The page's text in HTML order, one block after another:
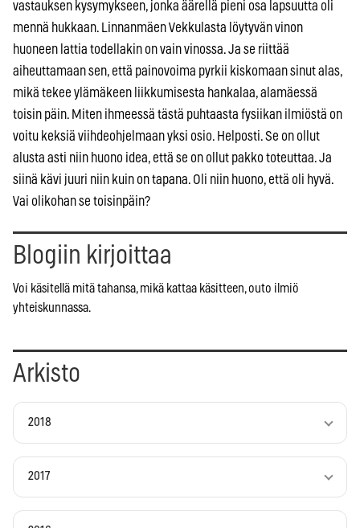
vastauksen kysymykseen, jonka äärellä pieni osa lapsuutta oli
mennä hukkaan. Linnanmäen Vekkulasta löytyvän vinon
huoneen lattia todellakin on vain vinossa. Ja se riittää
aiheuttamaan sen, että painovoima pyrkii kiskomaan sinut alas,
mikä tekee ylämäkeen liikkumisesta hankalaa, alamäessä
toisin päin. Miten ihmeessä tästä puhtaasta fysiikan ilmiöstä on
voitu keksiä viihdeohjelmaan yksi osio. Helposti. Se on ollut
alusta asti niin huono idea, että se on ollut pakko toteuttaa. Ja
siinä kävi juuri niin kuin on tapana. Oli niin huono, että oli hyvä.
Vai olikohan se toisinpäin?
Blogiin kirjoittaa
Voi käsitellä mitä tahansa, mikä kattaa käsitteen, outo ilmiö
yhteiskunnassa.
Arkisto
2018
2017